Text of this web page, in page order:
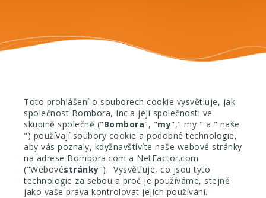
Toto prohlášení o souborech cookie vysvětluje, jak
společnost Bombora, Inc.a její společnosti ve
skupině společně ("Bombora", "my"," my " a " naše
") používají soubory cookie a podobné technologie,
aby vás poznaly, kdyžnavštívíte naše webové stránky
na adrese Bombora.com a NetFactor.com
("Webovéstránky"). Vysvětluje, co jsou tyto
technologie za sebou a proč je používáme, stejně
jako vaše práva kontrolovat jejich používání.